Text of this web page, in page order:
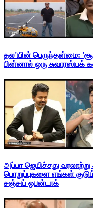
தல'யின் பெருந்தன்மை:
பின்னால் ஒரு சுவாரஸ்யக்
அப்பா ஜெயிச்சது வரலாற்று
பொறுப்புகளை எங்கள்
சஞ்சய் ஒபன்டாக்